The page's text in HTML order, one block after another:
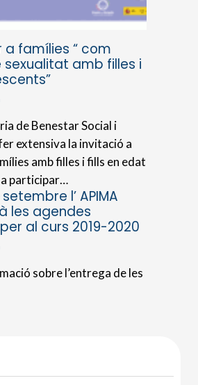
a famílies “ com
amb filles i
de Benestar Social i
extensiva la invitació a
amb filles i fills en edat
participar…
l’ APIMA
les agendes
al curs 2019-2020
sobre l’entrega de les